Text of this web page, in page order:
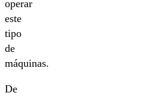
operar
este
tipo
de
máquinas.
De